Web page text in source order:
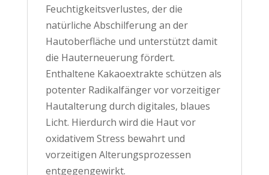
Feuchtigkeitsverlustes, der die
natürliche Abschilferung an der
Hautoberfläche und unterstützt damit
die Hauterneuerung fördert.
Enthaltene Kakaoextrakte schützen als
potenter Radikalfänger vor vorzeitiger
Hautalterung durch digitales, blaues
Licht. Hierdurch wird die Haut vor
oxidativem Stress bewahrt und
vorzeitigen Alterungsprozessen
entgegengewirkt.